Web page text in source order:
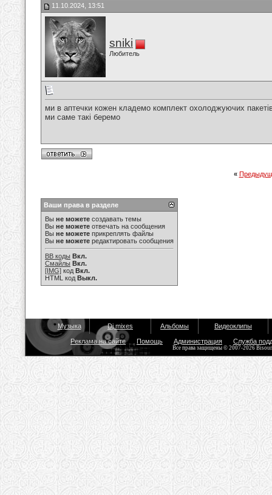
11.10.2024, 13:51
sniki
Любитель
ми в аптечки кожен кладемо комплект охолоджуючих
ми саме такі беремо
«
Ваши права в разделе
Вы не можете создавать темы
Вы не можете отвечать на сообщения
Вы не можете прикреплять файлы
Вы не можете редактировать сообщения
BB коды Вкл.
Смайлы Вкл.
[IMG] код Вкл.
HTML код Выкл.
Музыка Dj mixes Альбомы Видеоклипы
Реклама на сайте Помощь Администрация Служба
Все права защищены © 2007-2026